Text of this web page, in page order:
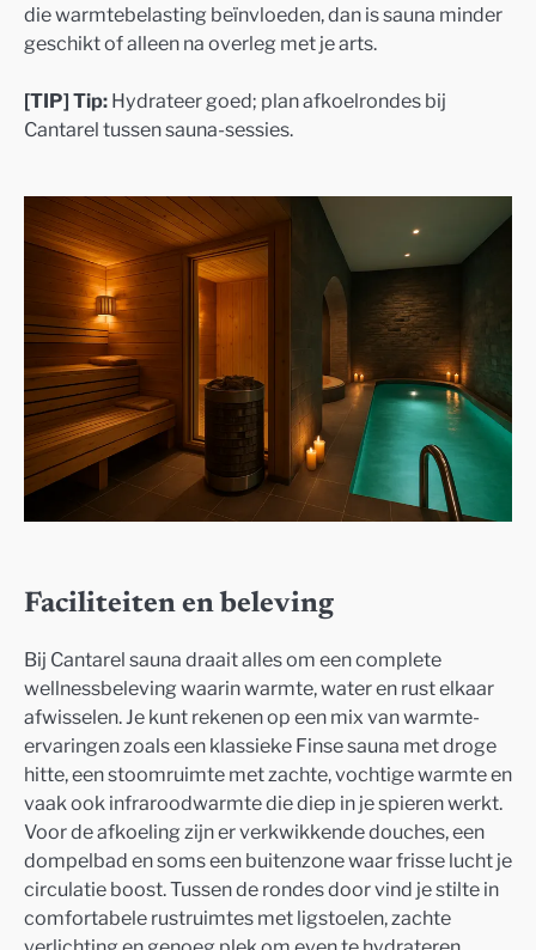
die warmtebelasting beïnvloeden, dan is sauna minder
geschikt of alleen na overleg met je arts.
[TIP] Tip: Hydrateer goed; plan afkoelrondes bij
Cantarel tussen sauna-sessies.
Faciliteiten en beleving
Bij Cantarel sauna draait alles om een complete
wellnessbeleving waarin warmte, water en rust elkaar
afwisselen. Je kunt rekenen op een mix van warmte-
ervaringen zoals een klassieke Finse sauna met droge
hitte, een stoomruimte met zachte, vochtige warmte en
vaak ook infraroodwarmte die diep in je spieren werkt.
Voor de afkoeling zijn er verkwikkende douches, een
dompelbad en soms een buitenzone waar frisse lucht je
circulatie boost. Tussen de rondes door vind je stilte in
comfortabele rustruimtes met ligstoelen, zachte